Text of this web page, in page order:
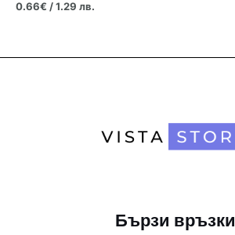
0.66€ / 1.29 лв.
Бързи връзки